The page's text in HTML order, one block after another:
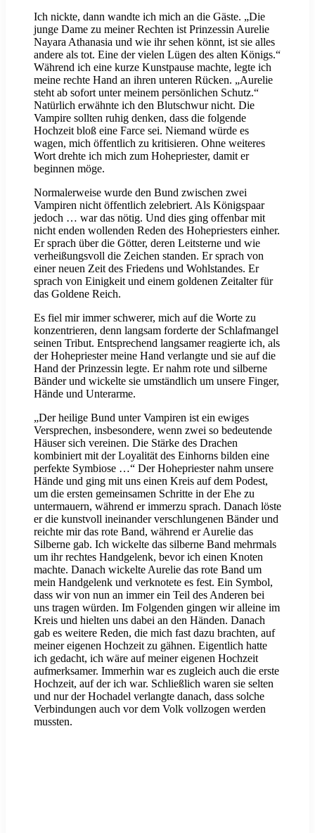
Ich nickte, dann wandte ich mich an die Gäste. „Die
junge Dame zu meiner Rechten ist Prinzessin Aurelie
Nayara Athanasia und wie ihr sehen könnt, ist sie alles
andere als tot. Eine der vielen Lügen des alten Königs.“
Während ich eine kurze Kunstpause machte, legte ich
meine rechte Hand an ihren unteren Rücken. „Aurelie
steht ab sofort unter meinem persönlichen Schutz.“
Natürlich erwähnte ich den Blutschwur nicht. Die
Vampire sollten ruhig denken, dass die folgende
Hochzeit bloß eine Farce sei. Niemand würde es
wagen, mich öffentlich zu kritisieren. Ohne weiteres
Wort drehte ich mich zum Hohepriester, damit er
beginnen möge.
Normalerweise wurde den Bund zwischen zwei
Vampiren nicht öffentlich zelebriert. Als Königspaar
jedoch … war das nötig. Und dies ging offenbar mit
nicht enden wollenden Reden des Hohepriesters einher.
Er sprach über die Götter, deren Leitsterne und wie
verheißungsvoll die Zeichen standen. Er sprach von
einer neuen Zeit des Friedens und Wohlstandes. Er
sprach von Einigkeit und einem goldenen Zeitalter für
das Goldene Reich.
Es fiel mir immer schwerer, mich auf die Worte zu
konzentrieren, denn langsam forderte der Schlafmangel
seinen Tribut. Entsprechend langsamer reagierte ich, als
der Hohepriester meine Hand verlangte und sie auf die
Hand der Prinzessin legte. Er nahm rote und silberne
Bänder und wickelte sie umständlich um unsere Finger,
Hände und Unterarme.
„Der heilige Bund unter Vampiren ist ein ewiges
Versprechen, insbesondere, wenn zwei so bedeutende
Häuser sich vereinen. Die Stärke des Drachen
kombiniert mit der Loyalität des Einhorns bilden eine
perfekte Symbiose …“ Der Hohepriester nahm unsere
Hände und ging mit uns einen Kreis auf dem Podest,
um die ersten gemeinsamen Schritte in der Ehe zu
untermauern, während er immerzu sprach. Danach löste
er die kunstvoll ineinander verschlungenen Bänder und
reichte mir das rote Band, während er Aurelie das
Silberne gab. Ich wickelte das silberne Band mehrmals
um ihr rechtes Handgelenk, bevor ich einen Knoten
machte. Danach wickelte Aurelie das rote Band um
mein Handgelenk und verknotete es fest. Ein Symbol,
dass wir von nun an immer ein Teil des Anderen bei
uns tragen würden. Im Folgenden gingen wir alleine im
Kreis und hielten uns dabei an den Händen. Danach
gab es weitere Reden, die mich fast dazu brachten, auf
meiner eigenen Hochzeit zu gähnen. Eigentlich hatte
ich gedacht, ich wäre auf meiner eigenen Hochzeit
aufmerksamer. Immerhin war es zugleich auch die erste
Hochzeit, auf der ich war. Schließlich waren sie selten
und nur der Hochadel verlangte danach, dass solche
Verbindungen auch vor dem Volk vollzogen werden
mussten.